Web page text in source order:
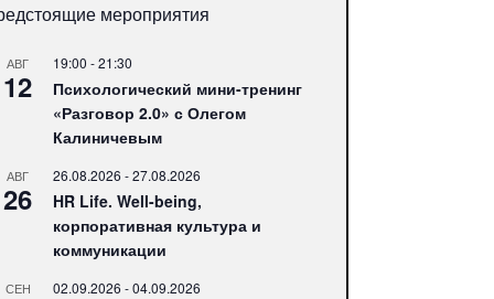
мероприятия
АВГ
12
19:00 -21:30
Психологический мини-тренинг
«Разговор 2.0» с Олегом
Калиничевым
АВГ
26
26.08.2026 -27.08.2026
HR Life. Well-being,
корпоративная культура и
коммуникации
СЕН 02.09.2026 -04.09.2026